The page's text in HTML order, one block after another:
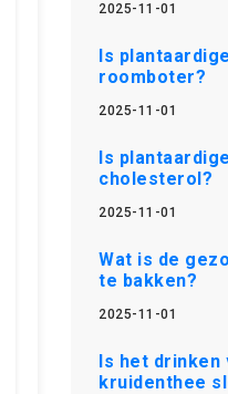
2025-11-01
Is
roomboter?
2025-11-01
Is
cholesterol?
2025-11-01
Wat is de
te bakken?
2025-11-01
Is het drinken
kruidenthee